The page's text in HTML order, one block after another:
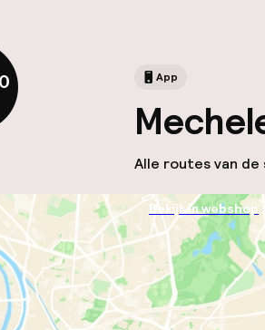
App
Alle routes van de
Bekijk in webshop